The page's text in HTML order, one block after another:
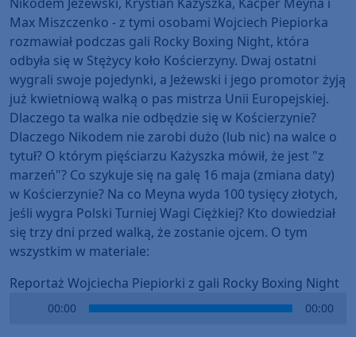
Max Miszczenko - z tymi osobami Wojciech Piepiorka
rozmawiał podczas gali Rocky Boxing Night, która
odbyła się w Stężycy koło Kościerzyny. Dwaj ostatni
wygrali swoje pojedynki, a Jeżewski i jego promotor żyją
już kwietniową walką o pas mistrza Unii Europejskiej.
Dlaczego ta walka nie odbędzie się w Kościerzynie?
Dlaczego Nikodem nie zarobi dużo (lub nic) na walce o
tytuł? O którym pięściarzu Każyszka mówił, że jest "z
marzeń"? Co szykuje się na galę 16 maja (zmiana daty)
w Kościerzynie? Na co Meyna wyda 100 tysięcy złotych,
jeśli wygra Polski Turniej Wagi Ciężkiej? Kto dowiedział
się trzy dni przed walką, że zostanie ojcem. O tym
wszystkim w materiale:
Reportaż Wojciecha Piepiorki z gali Rocky Boxing Night
00:00 00:00